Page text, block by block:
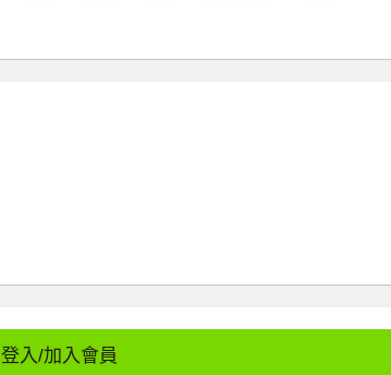
登入/加入會員